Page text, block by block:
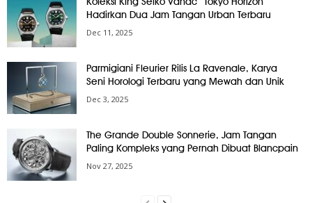
Hadirkan Dua Jam Tangan Urban Terbaru
Dec 11, 2025
Parmigiani Fleurier Rilis La Ravenale, Karya
Seni Horologi Terbaru yang Mewah dan Unik
Dec 3, 2025
The Grande Double Sonnerie, Jam Tangan
Paling Kompleks yang Pernah Dibuat Blancpain
Nov 27, 2025